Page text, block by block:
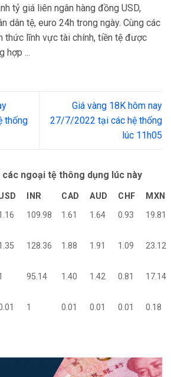
tỷ giá liên ngân hàng đồng USD,
dân tệ, euro 24h trong ngày. Cùng các
thức lĩnh vực tài chính, tiền tệ được
hợp ...
thống
Giá vàng 18K hôm nay
27/7/2022 tại các hệ thống
lúc 11h05
ngoại tệ thông dụng lúc này
INR CAD AUD CHF
MXN
109.98 1.61 1.64 0.93 19.81
128.36 1.88 1.91 1.09 23.12
95.14 1.40 1.42 0.81 17.14
1 0.01 0.01 0.01 0.18